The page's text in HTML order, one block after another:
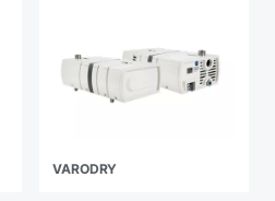
VARODRY